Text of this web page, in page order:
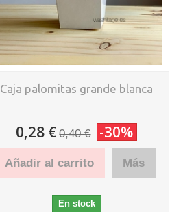
Caja palomitas grande blanca
0,28 € 0,40 € -30%
Añadir al carrito Más
En stock